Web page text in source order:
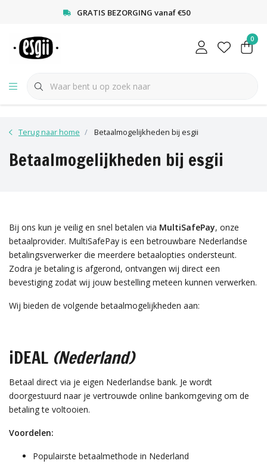
GRATIS BEZORGING vanaf €50
0
Terug naar home Betaalmogelijkheden bij esgii
Betaalmogelijkheden bij esgii
Bij ons kun je veilig en snel betalen via MultiSafePay, onze
betaalprovider. MultiSafePay is een betrouwbare Nederlandse
betalingsverwerker die meerdere betaalopties ondersteunt.
Zodra je betaling is afgerond, ontvangen wij direct een
bevestiging zodat wij jouw bestelling meteen kunnen verwerken.
Wij bieden de volgende betaalmogelijkheden aan:
iDEAL (Nederland)
Betaal direct via je eigen Nederlandse bank. Je wordt
doorgestuurd naar je vertrouwde online bankomgeving om de
betaling te voltooien.
Voordelen:
Populairste betaalmethode in Nederland